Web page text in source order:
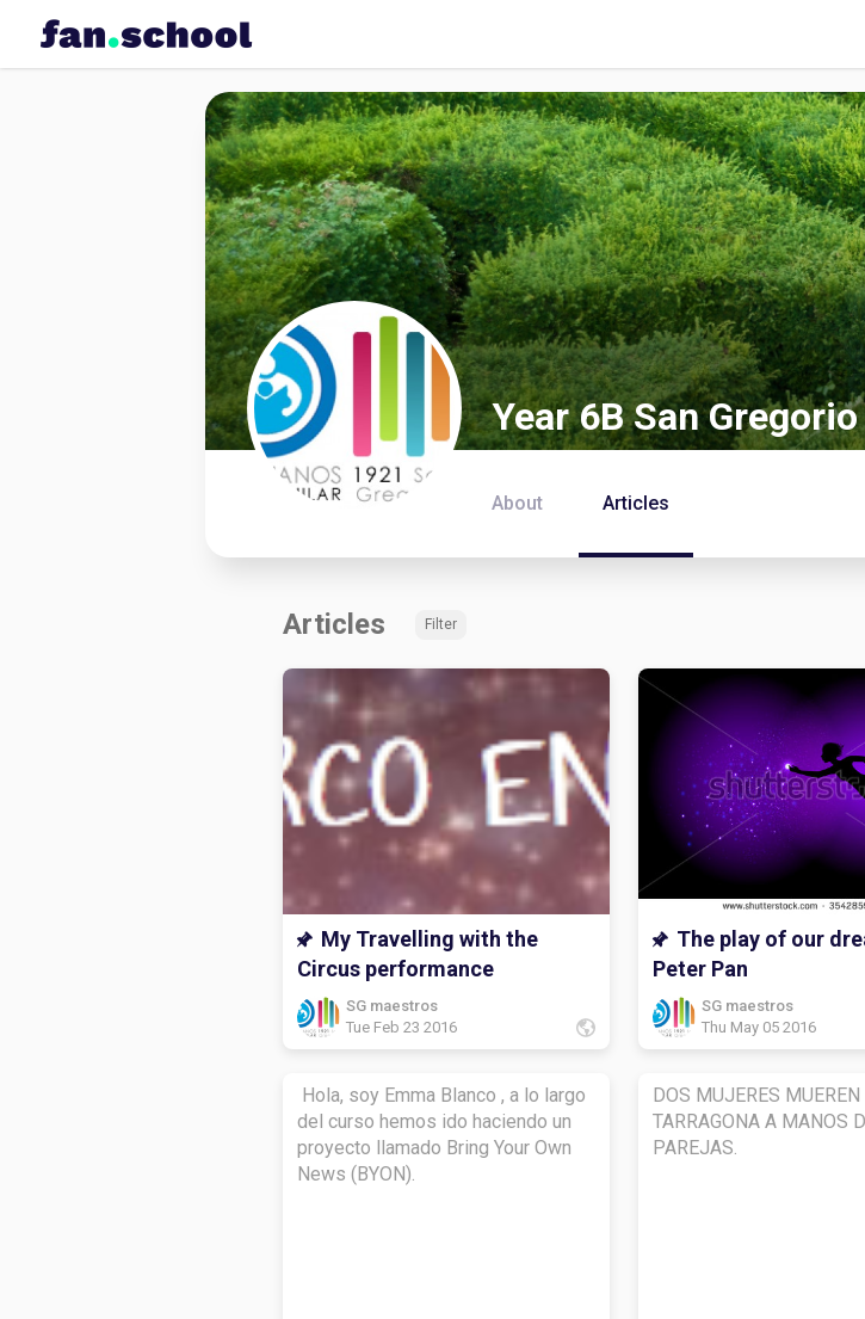
Year 6B San
About Articles
Articles Filter
My Travelling with the
Circus performance
SG maestros
Tue Feb 23 2016
The play of our
Peter Pan
SG maestros
Thu May 05 2016
Hola, soy Emma Blanco , a lo largo
del curso hemos ido haciendo un
proyecto llamado Bring Your Own
News (BYON).
DOS MUJERES MUEREN
TARRAGONA A MANOS
PAREJAS.